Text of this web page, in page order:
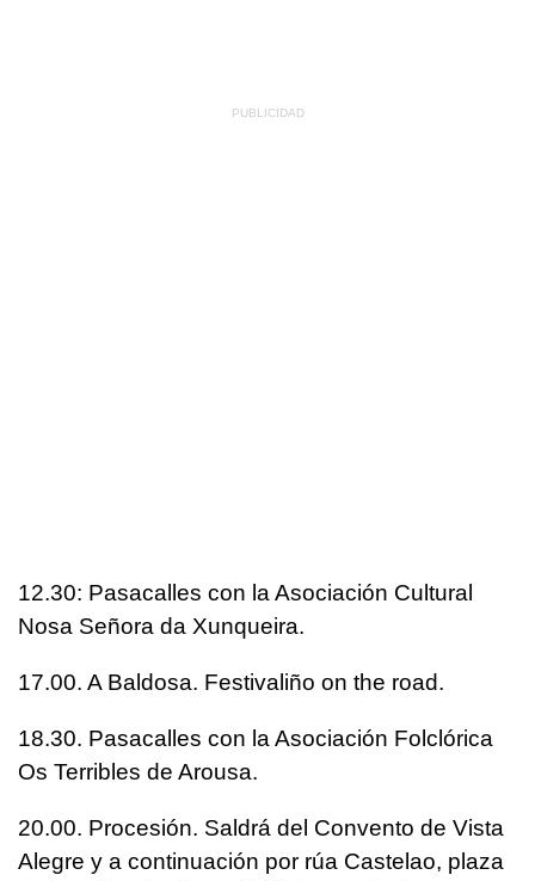
12.30: Pasacalles con la Asociación Cultural
Nosa Señora da Xunqueira.
17.00. A Baldosa. Festivaliño on the road.
18.30. Pasacalles con la Asociación Folclórica
Os Terribles de Arousa.
20.00. Procesión. Saldrá del Convento de Vista
Alegre y a continuación por rúa Castelao, plaza